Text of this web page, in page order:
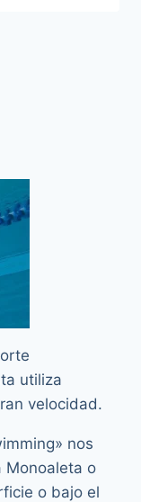
utiliza
velocidad.
nos
Monoaleta o
o bajo el